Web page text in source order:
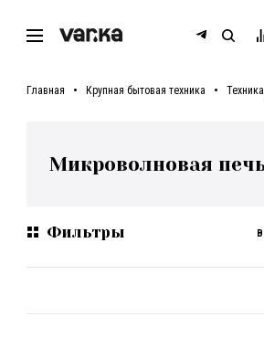
Главная Крупная бытовая техника
Микроволновая
Фильтры